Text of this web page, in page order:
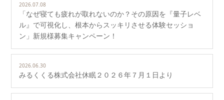
2026.07.08
「なぜ寝ても疲れが取れないのか？その原因を『量子レベ
ル』で可視化し、根本からスッキリさせる体験セッショ
ン」新規様募集キャンペーン！
2026.06.30
みるくくる株式会社休眠２０２６年７月１日より